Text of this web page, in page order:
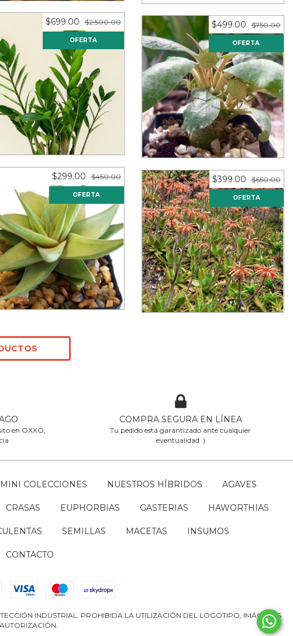
$699.00 $2,500.00
OFERTA
zamiifolia (10
piezas)
meses sin intereses de
$58.25
$499.00 $750.00
OFERTA
Dorstenia foetida (10 piezas)
12meses sin intereses de
$41.58
$299.00 $450.00
OFERTA
Haworthiopsis limifolia
(10 piezas)
12meses sin intereses de
$24.92
$399.00 $650.00
OFERTA
Aloe vogstii (10 piezas)
12meses sin intereses de
$33.25
en OXXO,
COMPRA SEGURA EN LÍNEA
Tu pedido está garantizado ante cualquier
eventualidad :)
MINI COLECCIONES NUESTROS HÍBRIDOS AGAVES
CRASAS EUPHORBIAS GASTERIAS HAWORTHIAS
SEMILLAS MACETAS INSUMOS
CONTACTO
INDUSTRIAL. PROHIBIDA LA UTILIZACIÓN DEL LOGOTIPO, IMÁGENES